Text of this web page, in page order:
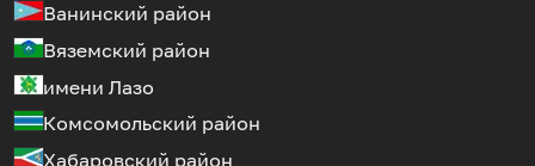
Ванинский район
Вяземский район
имени Лазо
Комсомольский район
Хабаровский район